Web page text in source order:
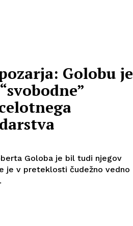
Golobu je
Goloba je bil tudi njegov
je v preteklosti čudežno vedno